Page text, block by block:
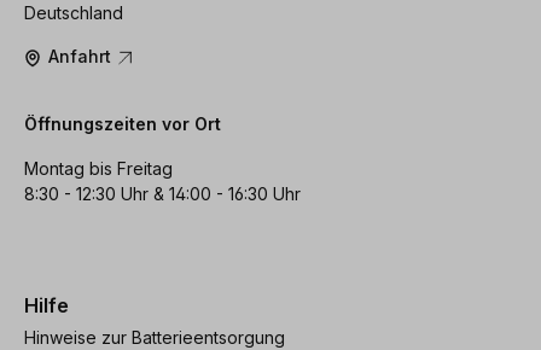
Deutschland
Anfahrt
Öffnungszeiten vor Ort
Montag bis Freitag
8:30 - 12:30 Uhr & 14:00 - 16:30 Uhr
Hilfe
Hinweise zur Batterieentsorgung